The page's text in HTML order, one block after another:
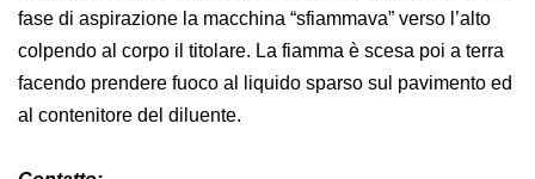
dei liquidi sempre con l’utilizzo della macchina. Durante la
fase di aspirazione la macchina “sfiammava” verso l’alto
colpendo al corpo il titolare. La fiamma è scesa poi a terra
facendo prendere fuoco al liquido sparso sul pavimento ed